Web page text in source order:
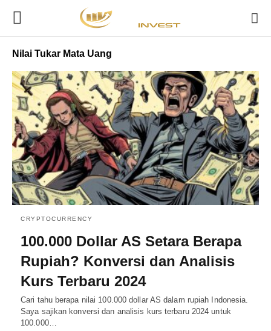
Nilai Tukar Mata Uang
CRYPTOCURRENCY
100.000 Dollar AS Setara Berapa
Rupiah? Konversi dan Analisis
Kurs Terbaru 2024
Cari tahu berapa nilai 100.000 dollar AS dalam rupiah Indonesia.
Saya sajikan konversi dan analisis kurs terbaru 2024 untuk
100.000…